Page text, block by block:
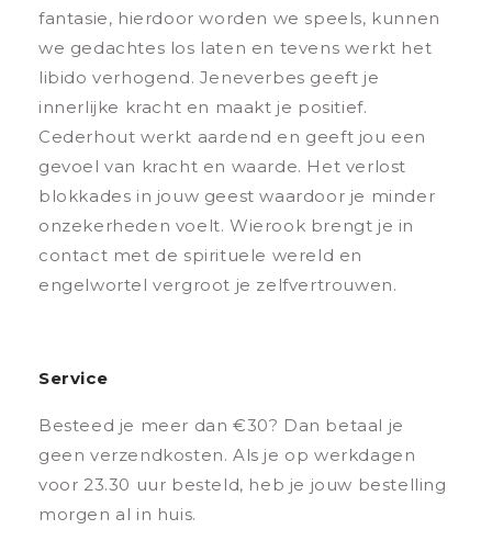
fantasie, hierdoor worden we speels, kunnen
we gedachtes los laten en tevens werkt het
libido verhogend. Jeneverbes geeft je
innerlijke kracht en maakt je positief.
Cederhout werkt aardend en geeft jou een
gevoel van kracht en waarde. Het verlost
blokkades in jouw geest waardoor je minder
onzekerheden voelt. Wierook brengt je in
contact met de spirituele wereld en
engelwortel vergroot je zelfvertrouwen.
Service
Besteed je meer dan €30? Dan betaal je
geen verzendkosten. Als je op werkdagen
voor 23.30 uur besteld, heb je jouw bestelling
morgen al in huis.